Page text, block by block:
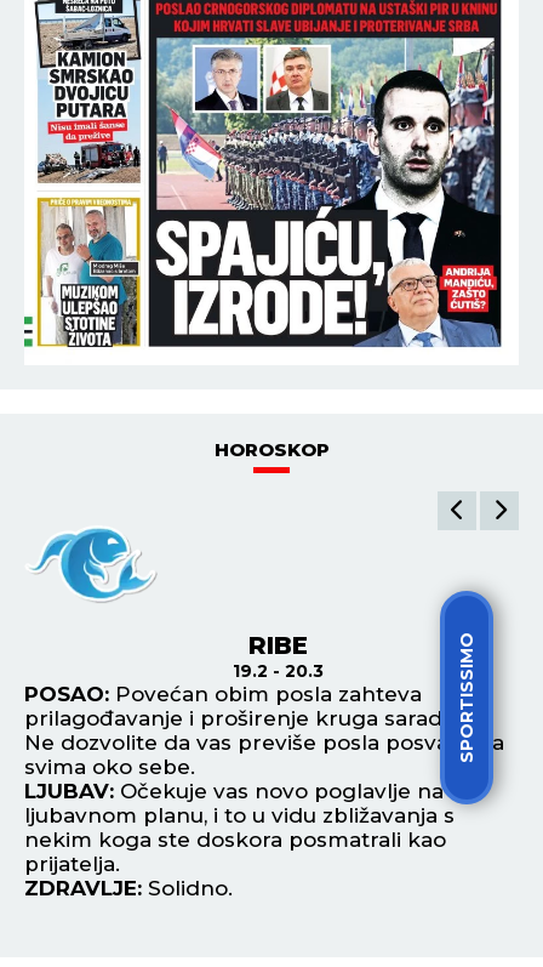
SPORTISSIMO
HOROSKOP
RIBE
19.2 - 20.3
POSAO: Povećan obim posla zahteva
prilagođavanje i proširenje kruga saradnika.
Ne dozvolite da vas previše posla posvađa sa
svima oko sebe.
LJUBAV: Očekuje vas novo poglavlje na
ljubavnom planu, i to u vidu zbližavanja s
nekim koga ste doskora posmatrali kao
prijatelja.
ZDRAVLJE: Solidno.